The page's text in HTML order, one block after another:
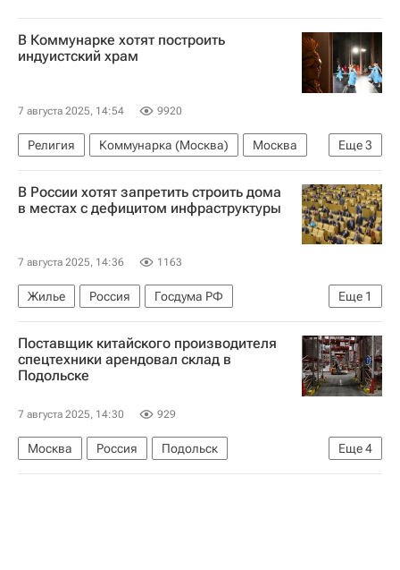
В Коммунарке хотят построить
индуистский храм
7 августа 2025, 14:54 9920
Еще3
Религия Коммунарка (Москва)
Москва
Сэмми Котвани
Храмы Строительство
В России хотят запретить строить дома
в местах с дефицитом инфраструктуры
7 августа 2025, 14:36 1163
Еще 1
Жилье Россия
Госдума РФ
Инфраструктура
Поставщик китайского производителя
спецтехники арендовал склад в
Подольске
7 августа 2025, 14:30 929
Еще4
Москва Россия
Подольск
Строительство
Склады
Аренда